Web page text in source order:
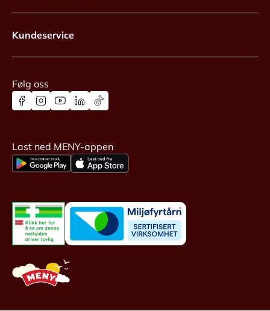
Kundeservice
Følg oss
Last ned MENY-appen